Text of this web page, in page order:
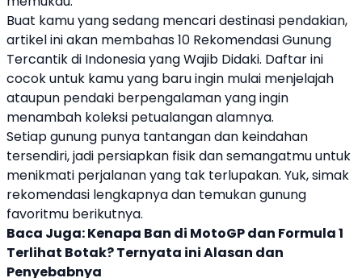
Buat kamu yang sedang mencari destinasi pendakian,
artikel ini akan membahas 10 RekomendasiGunung
Tercantikdi Indonesia yang Wajib Didaki. Daftar ini
cocok untuk kamu yang baru ingin mulai menjelajah
ataupun pendaki berpengalaman yang ingin
menambah koleksi petualangan alamnya.
Setiap gunung punya tantangan dan keindahan
tersendiri, jadi persiapkan fisik dan semangatmu untuk
menikmati perjalanan yang tak terlupakan. Yuk, simak
rekomendasi lengkapnya dan temukan gunung
favoritmu berikutnya.
Baca Juga:Kenapa Ban di MotoGP dan Formula 1
Terlihat Botak? Ternyata ini Alasan dan
Penyebabnya